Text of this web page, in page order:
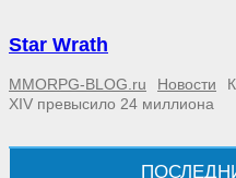
Star Wrath
MMORPG-BLOG.ru Новости
XIV превысило 24 миллиона